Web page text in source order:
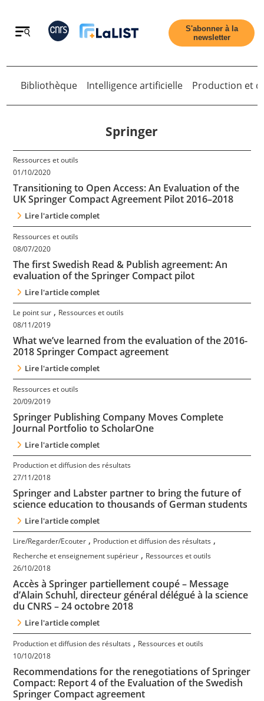
Retour
Accueil
Tous les articles
Qui sommes nous ?
Contact
Nous suivre
S'abonner à la
newsletter
Retour
Bibliothèque Intelligence artificielle Production et
Springer
Ressources et outils
01/10/2020
Transitioning to Open Access: An Evaluation of the
UK Springer Compact Agreement Pilot 2016–2018
Lire l'article complet
Ressources et outils
08/07/2020
The first Swedish Read & Publish agreement: An
evaluation of the Springer Compact pilot
Lire l'article complet
Le point sur , Ressources et outils
08/11/2019
What we’ve learned from the evaluation of the 2016-
2018 Springer Compact agreement
Lire l'article complet
Ressources et outils
20/09/2019
Springer Publishing Company Moves Complete
Journal Portfolio to ScholarOne
Lire l'article complet
Production et diffusion des résultats
27/11/2018
Springer and Labster partner to bring the future of
science education to thousands of German students
Lire l'article complet
Lire/Regarder/Ecouter , Production et diffusion des résultats ,
Recherche et enseignement supérieur , Ressources et outils
26/10/2018
Accès à Springer partiellement coupé – Message
d’Alain Schuhl, directeur général délégué à la science
du CNRS – 24 octobre 2018
Lire l'article complet
Production et diffusion des résultats , Ressources et outils
10/10/2018
Recommendations for the renegotiations of Springer
Compact: Report 4 of the Evaluation of the Swedish
Springer Compact agreement